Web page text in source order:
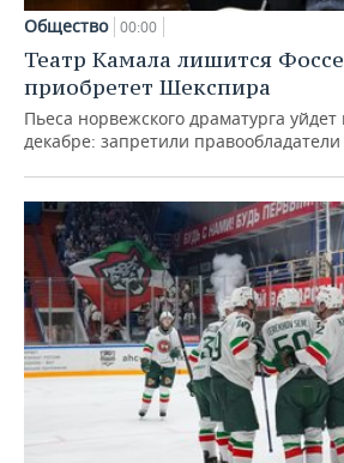
Общество 00:00
Театр Камала лишится
приобретет Шекспира
Пьеса норвежского драматурга
декабре: запретили правообладатели